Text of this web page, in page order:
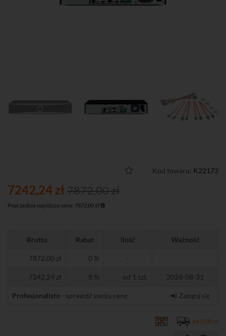
Kod towaru: K22172
7242,24 zł7872,00 zł
Poprzednia najniższa cena: 7872,00 zł
Brutto Rabat Ilość Ważność
7872,00 zł 0 % -
7242,24 zł 8 % od 1 szt. 2026-08-31
Profesjonalisto - sprawdź swoją cenę Zaloguj się
od 0,00 zł